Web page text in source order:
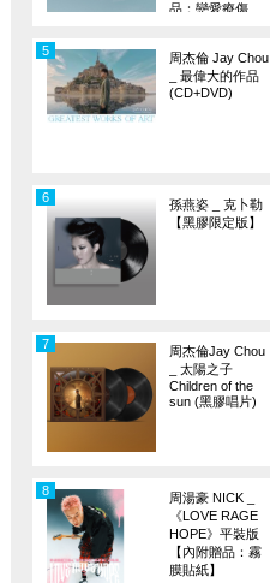
品：戀愛療傷
周杰倫 Jay Chou
_ 最偉大的作品
(CD+DVD)
5
孫燕姿 _ 克卜勒
【黑膠限定版】
6
周杰倫Jay Chou
_ 太陽之子
Children of the
sun (黑膠唱片)
7
周湯豪 NICK _
《LOVE RAGE
HOPE》平裝版
【內附贈品：霧
膜貼紙】
8